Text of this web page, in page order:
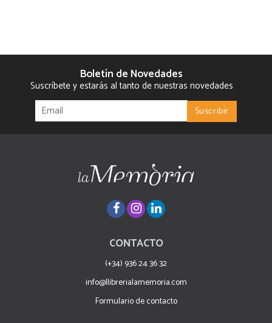
Boletín de Novedades
Suscríbete y estarás al tanto de nuestras novedades
CONTACTO
(+34) 936 24 36 32
info@llibrerialamemoria.com
Formulario de contacto